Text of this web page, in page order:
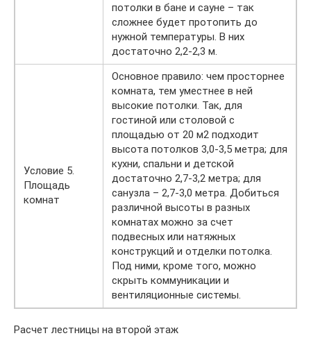
потолки в бане и сауне – так
сложнее будет протопить до
нужной температуры. В них
достаточно 2,2-2,3 м.
Условие 5.
Площадь
комнат
Основное правило: чем просторнее
комната, тем уместнее в ней
высокие потолки. Так, для
гостиной или столовой с
площадью от 20 м2 подходит
высота потолков 3,0-3,5 метра; для
кухни, спальни и детской
достаточно 2,7-3,2 метра; для
санузла – 2,7-3,0 метра. Добиться
различной высоты в разных
комнатах можно за счет
подвесных или натяжных
конструкций и отделки потолка.
Под ними, кроме того, можно
скрыть коммуникации и
вентиляционные системы.
Расчет лестницы на второй этаж